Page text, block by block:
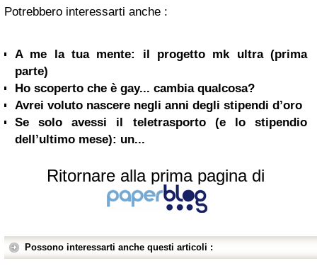
Potrebbero interessarti anche :
A me la tua mente: il progetto mk ultra (prima
parte)
Ho scoperto che è gay... cambia qualcosa?
Avrei voluto nascere negli anni degli stipendi d’oro
Se solo avessi il teletrasporto (e lo stipendio
dell’ultimo mese): un...
Ritornare alla prima pagina di
Possono interessarti anche questi articoli :